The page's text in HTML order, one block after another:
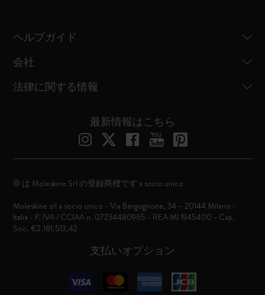
ヘルプガイド
会社
法律に関する情報
最新情報はこちら
支払いオプション
© は Moleskine Srl の登録商標です a socio unico
Moleskine srl a socio unico - Via Bergognone, 34 – 20144 Milano -
Italia - P. IVA / CCIAA n. 07234480965 - REA MI 1945400 - Cap.
Soc. €2.181.513,42